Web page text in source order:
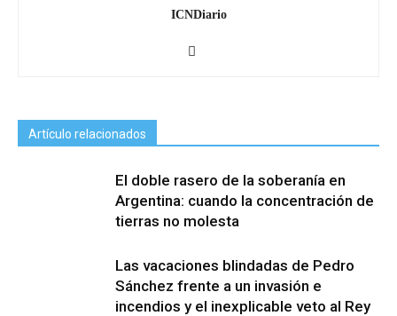
ICNDiario
Artículo relacionados
El doble rasero de la soberanía en
Argentina: cuando la concentración de
tierras no molesta
Las vacaciones blindadas de Pedro
Sánchez frente a un invasión e
incendios y el inexplicable veto al Rey